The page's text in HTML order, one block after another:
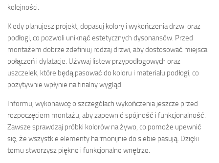
kolejności.
Kiedy planujesz projekt, dopasuj kolory i wykończenia drzwi oraz
podłogi, co pozwoli uniknąć estetycznych dysonansów. Przed
montażem dobrze zdefiniuj rodzaj drzwi, aby dostosować miejsca
połączeń i dylatacje. Używaj listew przypodłogowych oraz
uszczelek, które będą pasować do koloru i materiału podłogi, co
pozytywnie wpłynie na finalny wygląd.
Informuj wykonawcę o szczegółach wykończenia jeszcze przed
rozpoczęciem montażu, aby zapewnić spójność i funkcjonalność.
Zawsze sprawdzaj próbki kolorów na żywo, co pomoże upewnić
się, że wszystkie elementy harmonijnie do siebie pasują. Dzięki
temu stworzysz piękne i funkcjonalne wnętrze.